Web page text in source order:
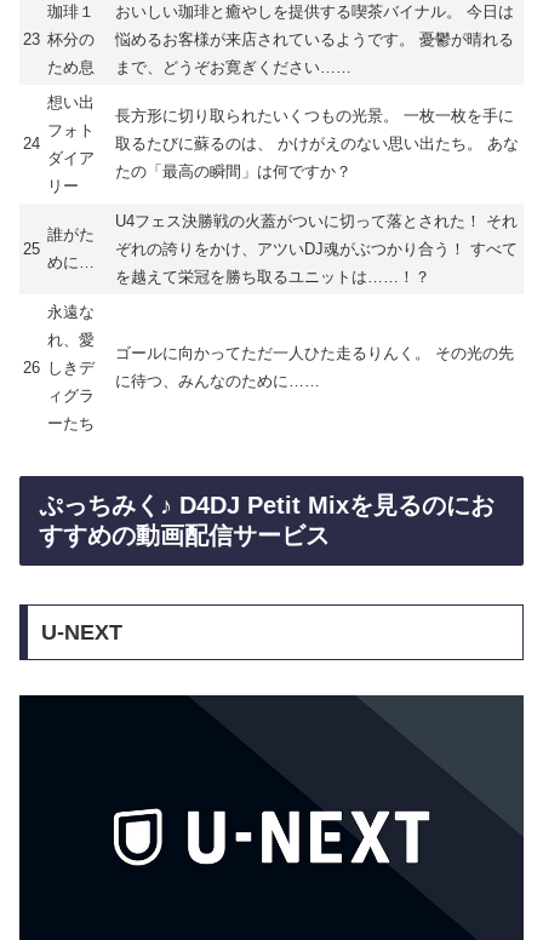
23
珈琲１
杯分の
ため息
おいしい珈琲と癒やしを提供する喫茶バイナル。 今日は
悩めるお客様が来店されているようです。 憂鬱が晴れる
まで、どうぞお寛ぎください……
24
想い出
フォト
ダイア
リー
長方形に切り取られたいくつもの光景。 一枚一枚を手に
取るたびに蘇るのは、 かけがえのない思い出たち。 あな
たの「最高の瞬間」は何ですか？
25
誰がた
めに…
U4フェス決勝戦の火蓋がついに切って落とされた！ それ
ぞれの誇りをかけ、アツいDJ魂がぶつかり合う！ すべて
を越えて栄冠を勝ち取るユニットは……！？
26
永遠な
れ、愛
しきデ
ィグラ
ーたち
ゴールに向かってただ一人ひた走るりんく。 その光の先
に待つ、みんなのために……
ぷっちみく♪ D4DJ Petit Mixを見るのにお
すすめの動画配信サービス
U-NEXT